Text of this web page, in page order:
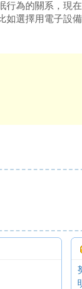
的關系，現
選擇用電子設